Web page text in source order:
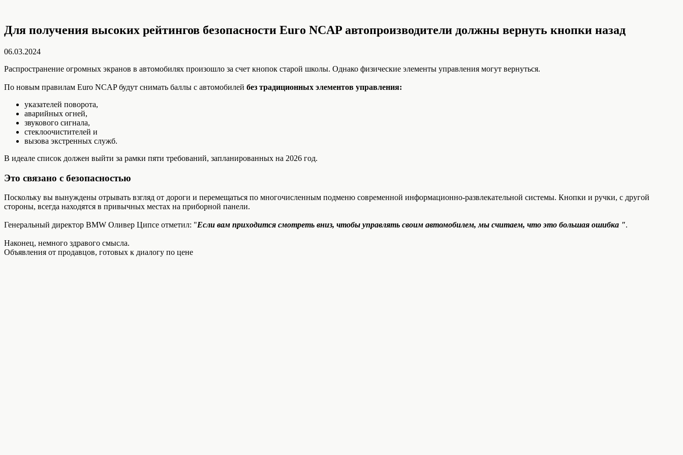
Для получения высоких рейтингов безопасности Euro NCAP автопроизводители должны вернуть кнопки назад
06.03.2024
Распространение огромных экранов в автомобилях произошло за счет кнопок старой школы. Однако физические элементы управления могут вернуться.
По новым правилам Euro NCAP будут снимать баллы с автомобилей без традиционных элементов управления:
указателей поворота,
аварийных огней,
звукового сигнала,
стеклоочистителей и
вызова экстренных служб.
В идеале список должен выйти за рамки пяти требований, запланированных на 2026 год.
Это связано с безопасностью
Поскольку вы вынуждены отрывать взгляд от дороги и перемещаться по многочисленным подменю современной информационно-развлекательной системы. Кнопки и ручки, с другой
стороны, всегда находятся в привычных местах на приборной панели.
Генеральный директор BMW Оливер Ципсе отметил: "Если вам приходится смотреть вниз, чтобы управлять своим автомобилем, мы считаем, что это большая ошибка ".
Наконец, немного здравого смысла.
Объявления от продавцов, готовых к диалогу по цене